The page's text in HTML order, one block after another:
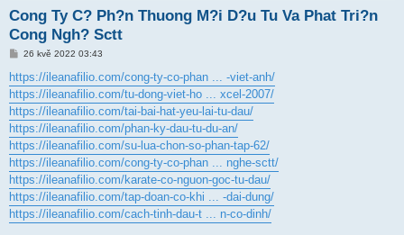
Cong Ty C? Ph?n Thuong M?i D?u Tu Va Phat Tri?n
Cong Ngh? Sctt
P
í
s
p
ě
v
e
k
26 kvě 2022 03:43
https://ileanafilio.com/cong-ty-co-phan ... -viet-anh/
https://ileanafilio.com/tu-dong-viet-ho ... xcel-2007/
https://ileanafilio.com/tai-bai-hat-yeu-lai-tu-dau/
https://ileanafilio.com/phan-ky-dau-tu-du-an/
https://ileanafilio.com/su-lua-chon-so-phan-tap-62/
https://ileanafilio.com/cong-ty-co-phan ... nghe-sctt/
https://ileanafilio.com/karate-co-nguon-goc-tu-dau/
https://ileanafilio.com/tap-doan-co-khi ... -dai-dung/
https://ileanafilio.com/cach-tinh-dau-t ... n-co-dinh/